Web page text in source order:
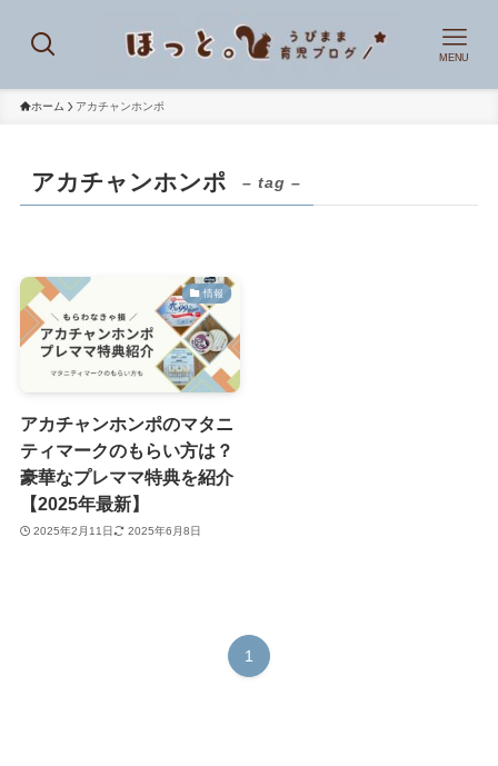
MENU
ホーム アカチャンホンポ
アカチャンホンポ – tag –
情報
アカチャンホンポのマタニ
ティマークのもらい方は？
豪華なプレママ特典を紹介
【2025年最新】
2025年2月11日 2025年6月8日
1